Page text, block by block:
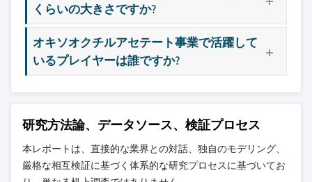
くらいの大きさですか?
オキソオクチルアセテート事業で活躍して
いるプレイヤーは誰ですか?
研究方法論、データソース、検証プロセス
本レポートは、直接的な業界との対話、独自のモデリング、
厳格な相互検証に基づく体系的な研究プロセスに基づいてお